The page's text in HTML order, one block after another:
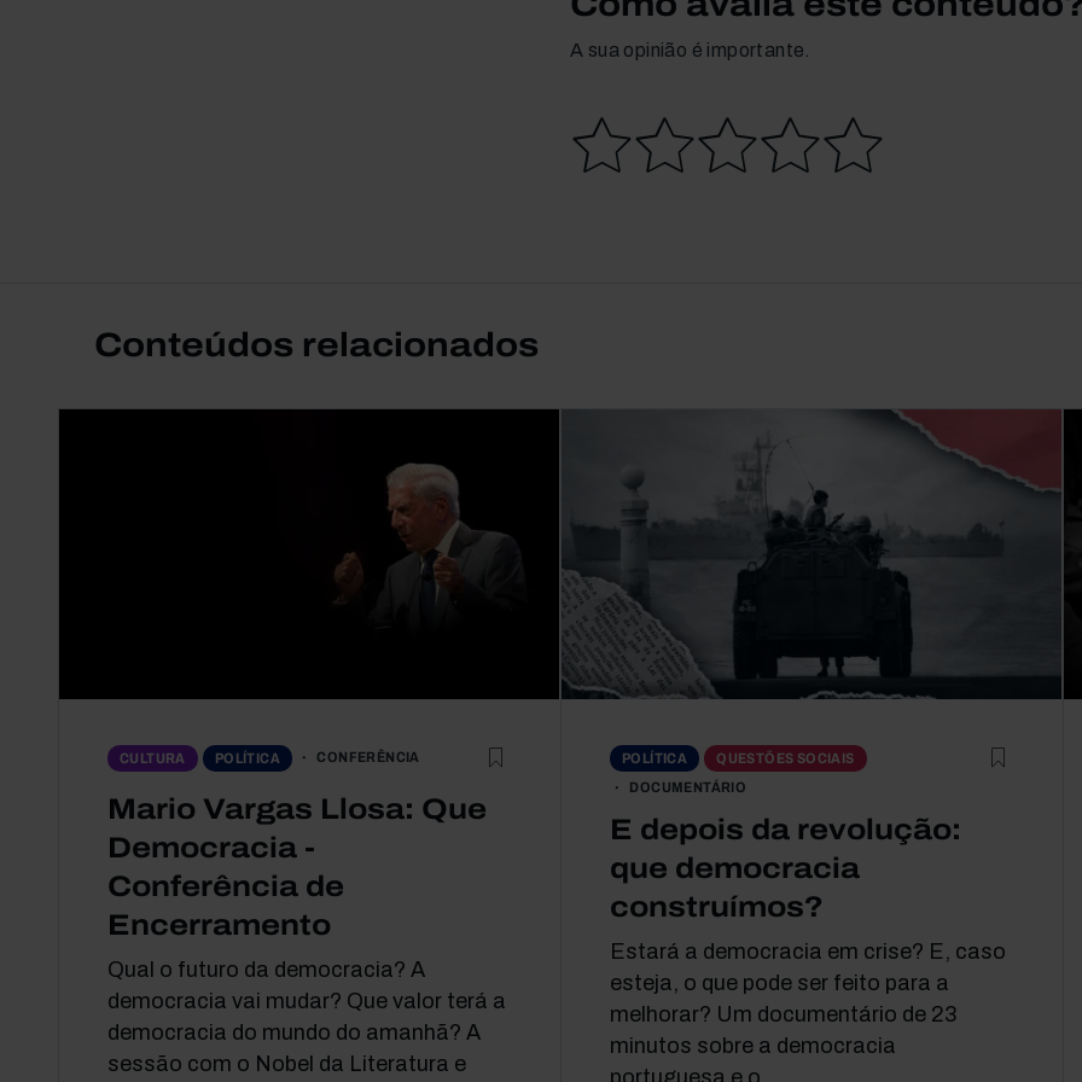
A sua opinião é importante.
Conteúdos relacionados
CULTURA POLÍTICA CONFERÊNCIA
Mario Vargas Llosa: Que
Democracia -
Conferência de
Encerramento
Qual o futuro da democracia? A
democracia vai mudar? Que valor terá a
democracia do mundo do amanhã? A
sessão com o Nobel da Literatura e
POLÍTICA
QUESTÕES SOCIAIS
DOCUMENTÁRIO
E depois da revolução:
que democracia
construímos?
Estará a democracia em crise? E, caso
esteja, o que pode ser feito para a
melhorar? Um documentário de 23
minutos sobre a democracia